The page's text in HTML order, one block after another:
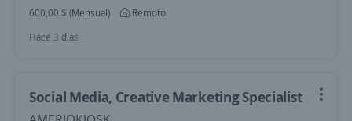
600,00 $ (Mensual)
Remoto
Hace 3 días
Social Media, Creative Marketing Specialist